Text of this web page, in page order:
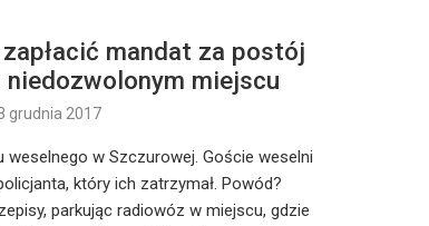
mandat za postój
miejscu
grudnia 2017
weselnego w Szczurowej. Goście weselni
który ich zatrzymał. Powód?
parkując radiowóz w miejscu, gdzie